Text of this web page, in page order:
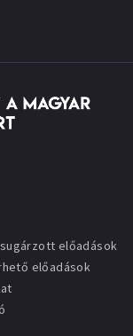
előadások
előadások